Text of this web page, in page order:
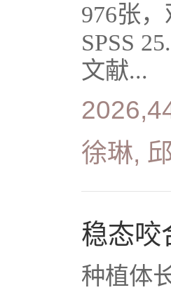
976张
SPSS
文献...
徐琳,
稳态咬
种植体